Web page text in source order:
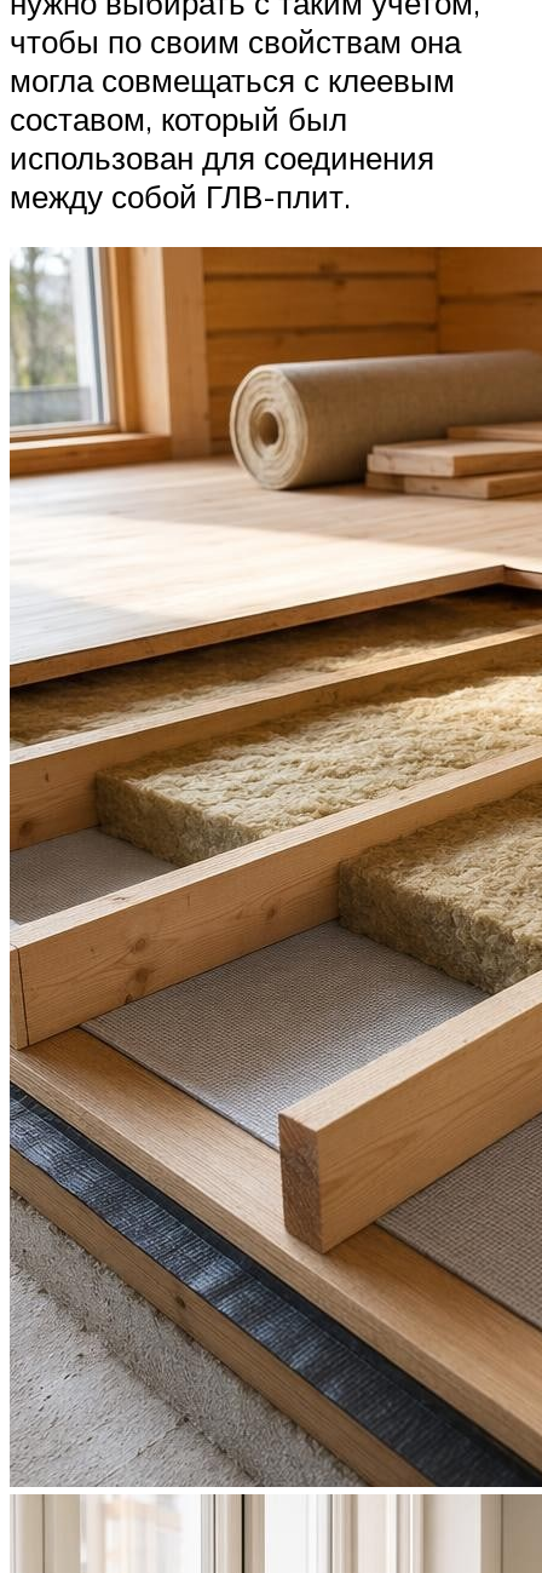
чтобы по своим свойствам она
могла совмещаться с клеевым
составом, который был
использован для соединения
между собой ГЛВ-плит.